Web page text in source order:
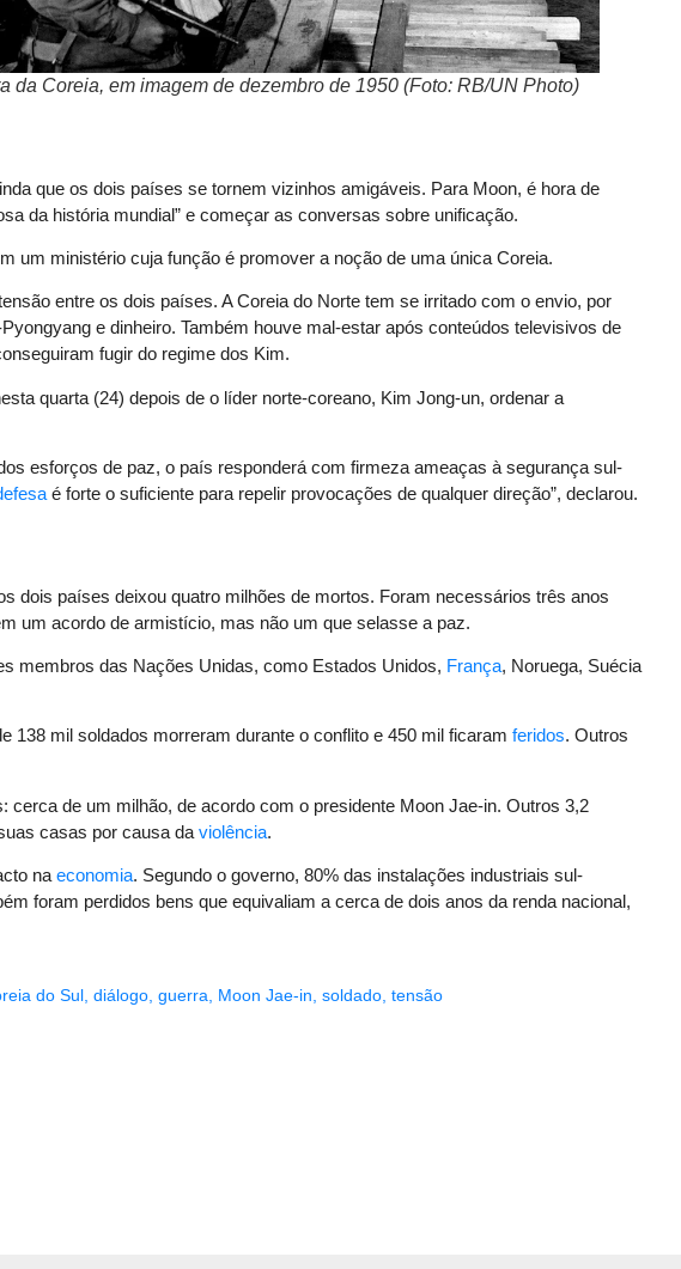
da Coreia, em imagem de dezembro de 1950 (Foto: RB/UN Photo)
que os dois países se tornem vizinhos amigáveis. Para Moon, é hora de
da história mundial” e começar as conversas sobre unificação.
um ministério cuja função é promover a noção de uma única Coreia.
entre os dois países. A Coreia do Norte tem se irritado com o envio, por
e dinheiro. Também houve mal-estar após conteúdos televisivos de
fugir do regime dos Kim.
quarta (24) depois de o líder norte-coreano, Kim Jong-un, ordenar a
esforços de paz, o país responderá com firmeza ameaças à segurança sul-
é forte o suficiente para repelir provocações de qualquer direção”, declarou.
dois países deixou quatro milhões de mortos. Foram necessários três anos
um acordo de armistício, mas não um que selasse a paz.
membros das Nações Unidas, como Estados Unidos, França, Noruega, Suécia
138 mil soldados morreram durante o conflito e 450 mil ficaram feridos. Outros
cerca de um milhão, de acordo com o presidente Moon Jae-in. Outros 3,2
casas por causa da violência.
na economia. Segundo o governo, 80% das instalações industriais sul-
foram perdidos bens que equivaliam a cerca de dois anos da renda nacional,
do Sul diálogo guerra Moon Jae-in soldado tensão